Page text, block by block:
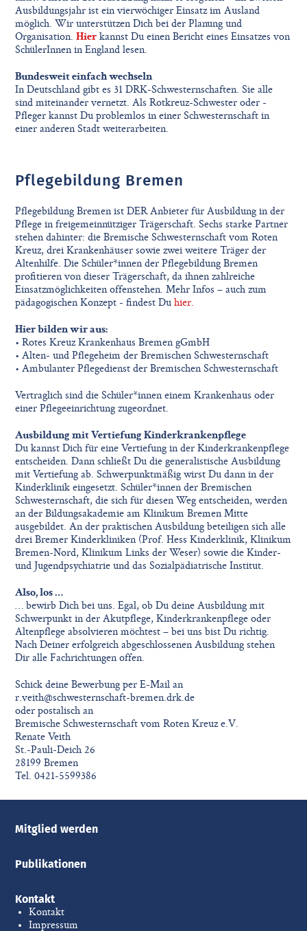
Ausbildungsjahr ist ein vierwöchiger Einsatz im Ausland
möglich. Wir unterstützen Dich bei der Planung und
Organisation.Hier kannst Du einen Bericht eines Einsatzes von
SchülerInnen in England lesen.
Bundesweit einfach wechseln
In Deutschland gibt es 31 DRK-Schwesternschaften. Sie alle
sind miteinander vernetzt. Als Rotkreuz-Schwester oder -
Pfleger kannst Du problemlos in einer Schwesternschaft in
einer anderen Stadt weiterarbeiten.
Pflegebildung Bremen
Pflegebildung Bremen ist DER Anbieter für Ausbildung in der
Pflege in freigemeinnütziger Trägerschaft. Sechs starke Partner
stehen dahinter: die Bremische Schwesternschaft vom Roten
Kreuz, drei Krankenhäuser sowie zwei weitere Träger der
Altenhilfe. Die Schüler*innen der Pflegebildung Bremen
profitieren von dieser Trägerschaft, da ihnen zahlreiche
Einsatzmöglichkeiten offenstehen. Mehr Infos – auch zum
pädagogischen Konzept - findest Duhier.
Hier bilden wir aus:
• Rotes Kreuz Krankenhaus Bremen gGmbH
• Alten- und Pflegeheim der Bremischen Schwesternschaft
• Ambulanter Pflegedienst der Bremischen Schwesternschaft
Vertraglich sind die Schüler*innen einem Krankenhaus oder
einer Pflegeeinrichtung zugeordnet.
Ausbildung mit Vertiefung Kinderkrankenpflege
Du kannst Dich für eine Vertiefung in der Kinderkrankenpflege
entscheiden. Dann schließt Du die generalistische Ausbildung
mit Vertiefung ab. Schwerpunktmäßig wirst Du dann in der
Kinderklinik eingesetzt. Schüler*innen der Bremischen
Schwesternschaft, die sich für diesen Weg entscheiden, werden
an der Bildungsakademie am Klinikum Bremen Mitte
ausgebildet. An der praktischen Ausbildung beteiligen sich alle
drei Bremer Kinderkliniken (Prof. Hess Kinderklinik, Klinikum
Bremen-Nord, Klinikum Links der Weser) sowie die Kinder-
und Jugendpsychiatrie und das Sozialpädiatrische Institut.
Also, los …
… bewirb Dich bei uns. Egal, ob Du deine Ausbildung mit
Schwerpunkt in der Akutpflege, Kinderkrankenpflege oder
Altenpflege absolvieren möchtest – bei uns bist Du richtig.
Nach Deiner erfolgreich abgeschlossenen Ausbildung stehen
Dir alle Fachrichtungen offen.
Schick deine Bewerbung per E-Mail an
r.veith@schwesternschaft-bremen.drk.de
oder postalisch an
Bremische Schwesternschaft vom Roten Kreuz e.V.
Renate Veith
St.-Pauli-Deich 26
28199 Bremen
Tel. 0421-5599386
Mitglied werden
Publikationen
Kontakt
Kontakt
Impressum